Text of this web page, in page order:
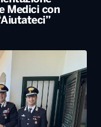
Medici con